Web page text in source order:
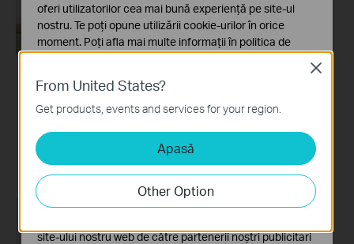
How to Set up TP-
Link Range Extender
Browser
Link Range Extender
App
From United States?
Get products, events and services for your region.
Apasă
Other Option
Close
oferi utilizatorilor cea mai bună experiență pe site-ul
nostru. Te poți opune utilizării cookie-urilor în orice
moment. Poți afla mai multe informații în politica de
Cookie-uri de bază
Aceste cookie-uri sunt necesare pentru funcționarea
site-ului web și nu pot fi dezactivate în sistemele tale
Cookie-uri de analiză și marketing
Cookie-urile de analiză ne permit să analizăm activitățile
tale de pe site-ul nostru web a îmbunătăți și ajusta
funcționalitatea site-ului.
site-ului nostru web de către partenerii noștri publicitari